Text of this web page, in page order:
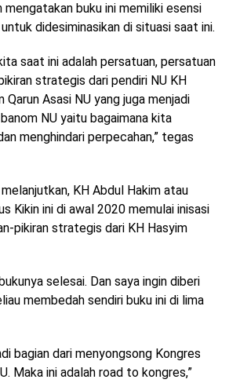
buku ini memiliki esensi
didesiminasikan di situasi saat ini.
saat ini adalah persatuan, persatuan
strategis dari pendiri NU KH
Qarun Asasi NU yang juga menjadi
NU yaitu bagaimana kita
menghindari perpecahan,” tegas
KH Abdul Hakim atau
Kikin ini di awal 2020 memulai inisasi
pikiran strategis dari KH Hasyim
selesai. Dan saya ingin diberi
membedah sendiri buku ini di lima
bagian dari menyongsong Kongres
Maka ini adalah road to kongres,”